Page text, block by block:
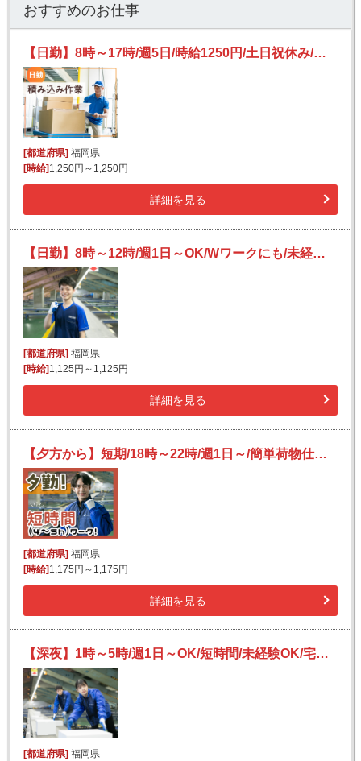
おすすめのお仕事
【日勤】8時～17時/週5日/時給1250円/土日祝休み/未経験OK！/宅配便の積み込み作業
[都道府県] 福岡県
[時給] 1,250円～1,250円
詳細を見る
【日勤】8時～12時/週1日～OK/Wワークにも/未経験OK/宅配便の仕分け
[都道府県]福岡県
[時給]1,125円～1,125円
詳細を見る
【夕方から】短期/18時～22時/週1日～/簡単荷物仕分け/日払い可(規定有)/副業歓迎【2か月間のみ】
[都道府県]福岡県
[時給]1,175円～1,175円
詳細を見る
【深夜】1時～5時/週1日～OK/短時間/未経験OK/宅配便の仕分け
[都道府県] 福岡県